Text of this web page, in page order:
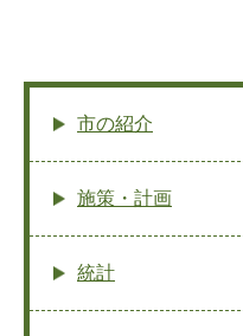
市の紹介
施策・計画
統計